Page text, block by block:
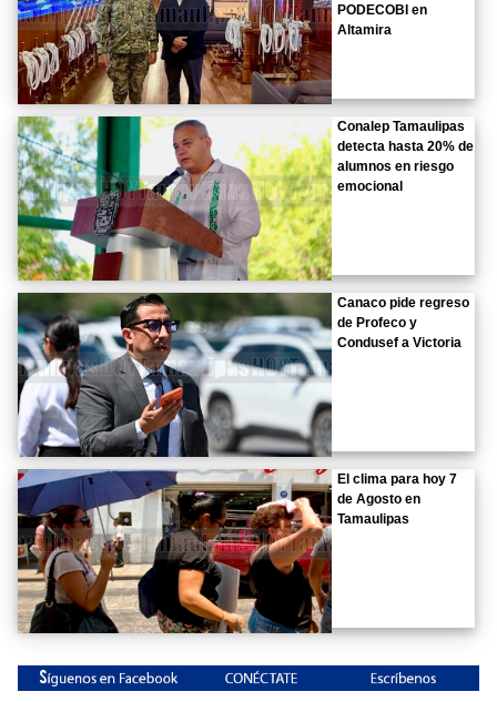
PODECOBI en
Altamira
Conalep Tamaulipas
detecta hasta 20% de
alumnos en riesgo
emocional
Canaco pide regreso
de Profeco y
Condusef a Victoria
El clima para hoy 7
de Agosto en
Tamaulipas